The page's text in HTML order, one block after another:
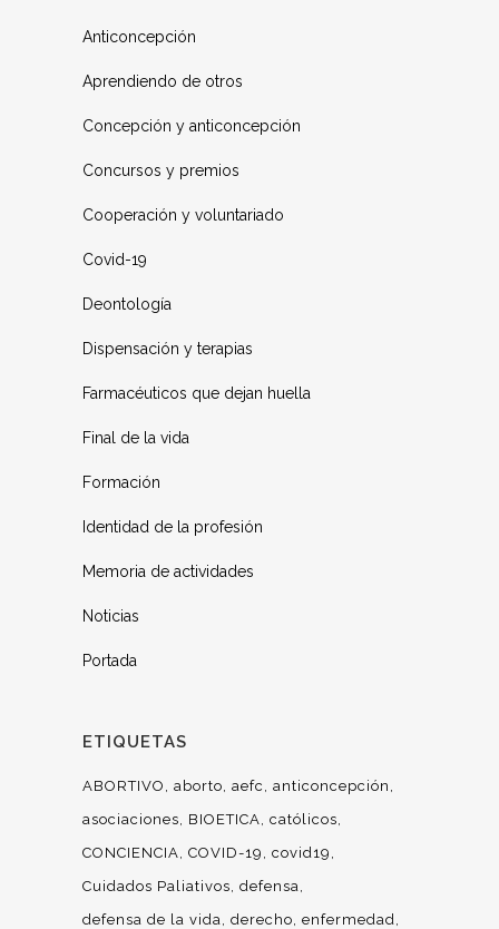
Anticoncepción
Aprendiendo de otros
Concepción y anticoncepción
Concursos y premios
Cooperación y voluntariado
Covid-19
Deontología
Dispensación y terapias
Farmacéuticos que dejan huella
Final de la vida
Formación
Identidad de la profesión
Memoria de actividades
Noticias
Portada
ETIQUETAS
ABORTIVO aborto aefc
anticoncepción
asociaciones
BIOETICA católicos
CONCIENCIA COVID-19
covid19
Cuidados Paliativos defensa
defensa de la vida derecho enfermedad